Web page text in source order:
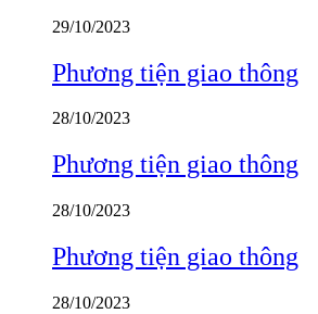
29/10/2023
Phương tiện giao thông
28/10/2023
Phương tiện giao thông
28/10/2023
Phương tiện giao thông
28/10/2023